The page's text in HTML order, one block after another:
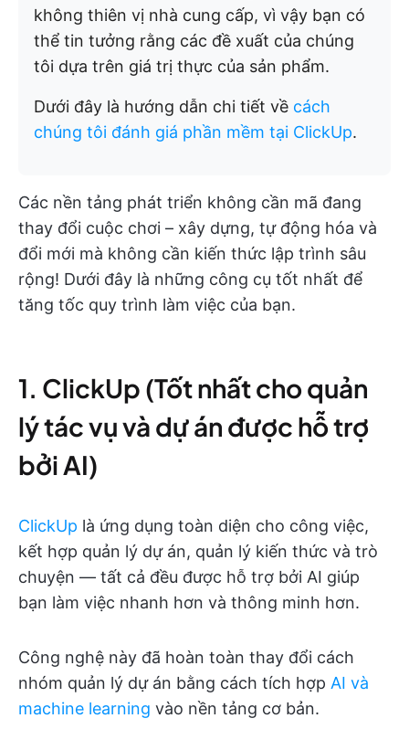
không thiên vị nhà cung cấp, vì vậy bạn có
thể tin tưởng rằng các đề xuất của chúng
tôi dựa trên giá trị thực của sản phẩm.
Dưới đây là hướng dẫn chi tiết về cách
chúng tôi đánh giá phần mềm tại ClickUp.
Các nền tảng phát triển không cần mã đang
thay đổi cuộc chơi – xây dựng, tự động hóa và
đổi mới mà không cần kiến thức lập trình sâu
rộng! Dưới đây là những công cụ tốt nhất để
tăng tốc quy trình làm việc của bạn.
1. ClickUp (Tốt nhất cho quản
lý tác vụ và dự án được hỗ trợ
bởi AI)
ClickUp là ứng dụng toàn diện cho công việc,
kết hợp quản lý dự án, quản lý kiến thức và trò
chuyện — tất cả đều được hỗ trợ bởi AI giúp
bạn làm việc nhanh hơn và thông minh hơn.
Công nghệ này đã hoàn toàn thay đổi cách
nhóm quản lý dự án bằng cách tích hợp AI và
machine learning vào nền tảng cơ bản.